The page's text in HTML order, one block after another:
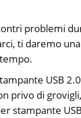
problemi
ti daremo
USB
privo di
stampante